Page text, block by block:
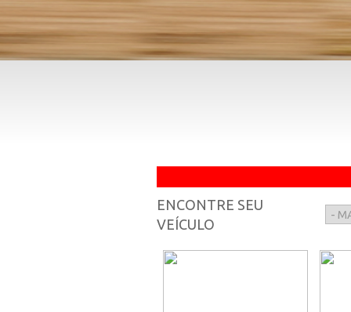
ENCONTRE SEU
VEÍCULO